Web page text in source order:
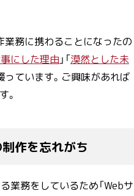
業務に携わることになったの
にした理由 」「漠然とした未
っています。ご興味があれば
。
作を忘れがち
業務をしているため「Webサ